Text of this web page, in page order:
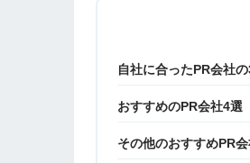
自社に合ったPR会社
おすすめのPR会社4選
その他のおすすめPR